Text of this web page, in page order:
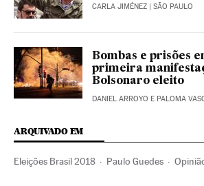
CARLA JIMÉNEZ | SÃO PAULO
Bombas e prisões
primeira
Bolsonaro eleito
DANIEL ARROYO E PALOMA
ARQUIVADO EM
Eleições Brasil 2018 Paulo Guedes